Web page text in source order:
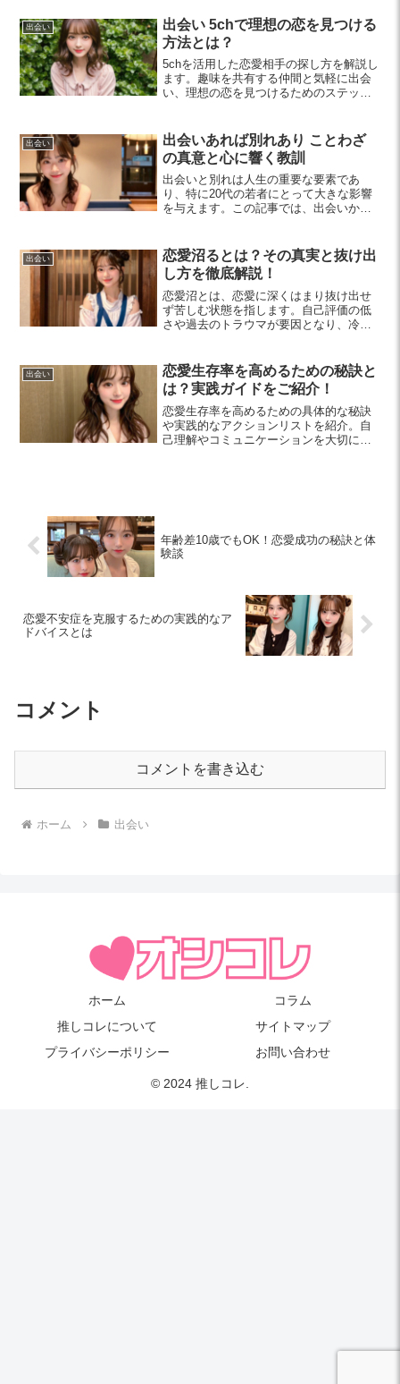
出会い
出会い 5chで理想の恋を見つける
方法とは？
5chを活用した恋愛相手の探し方を解説し
ます。趣味を共有する仲間と気軽に出会
い、理想の恋を見つけるためのステップ
出会い
出会いあれば別れあり ことわざ
の真意と心に響く教訓
出会いと別れは人生の重要な要素であ
り、特に20代の若者にとって大きな影響
を与えます。この記事では、出会いから
す。新しい出会いへの期待を持ちなが
ら、別れを糧に未来を切り拓きましょ
う。
出会い
恋愛沼るとは？その真実と抜け出
し方を徹底解説！
恋愛沼とは、恋愛に深くはまり抜け出せ
ず苦しむ状態を指します。自己評価の低
さや過去のトラウマが要因となり、冷静
たも恋愛を楽しむためのヒントを見つけ
ましょう。
出会い
恋愛生存率を高めるための秘訣と
は？実践ガイドをご紹介！
恋愛生存率を高めるための具体的な秘訣
や実践的なアクションリストを紹介。自
己理解やコミュニケーションを大切に
年齢差10歳でもOK！恋愛成功の秘訣と体
験談
恋愛不安症を克服するための実践的なア
ドバイスとは
コメント
コメントを書き込む
ホーム 出会い
ホーム
コラム
推しコレについて
サイトマップ
プライバシーポリシー
お問い合わせ
© 2024 推しコレ.